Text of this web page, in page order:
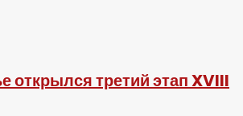
открылся третий этап XVIII